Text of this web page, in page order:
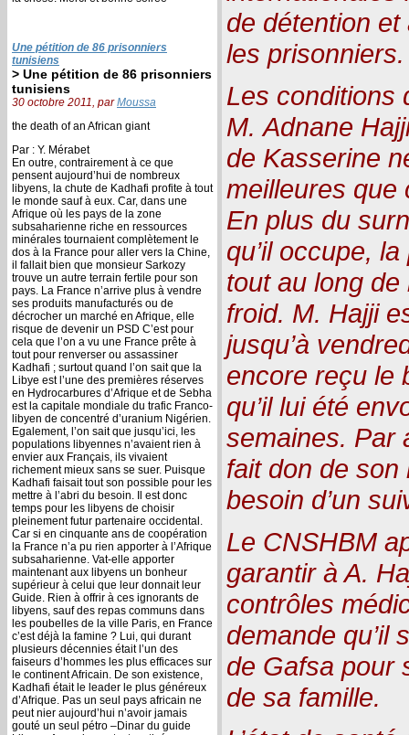
Une pétition de 86 prisonniers
tunisiens
> Une pétition de 86 prisonniers
tunisiens
30 octobre 2011, parMoussa
the death of an African giant
Par : Y. Mérabet
En outre, contrairement à ce que
pensent aujourd’hui de nombreux
libyens, la chute de Kadhafi profite à tout
le monde sauf à eux. Car, dans une
Afrique où les pays de la zone
subsaharienne riche en ressources
minérales tournaient complètement le
dos à la France pour aller vers la Chine,
il fallait bien que monsieur Sarkozy
trouve un autre terrain fertile pour son
pays. La France n’arrive plus à vendre
ses produits manufacturés ou de
décrocher un marché en Afrique, elle
risque de devenir un PSD C’est pour
cela que l’on a vu une France prête à
tout pour renverser ou assassiner
Kadhafi ; surtout quand l’on sait que la
Libye est l’une des premières réserves
en Hydrocarbures d’Afrique et de Sebha
est la capitale mondiale du trafic Franco-
libyen de concentré d’uranium Nigérien.
Egalement, l’on sait que jusqu’ici, les
populations libyennes n’avaient rien à
envier aux Français, ils vivaient
richement mieux sans se suer. Puisque
Kadhafi faisait tout son possible pour les
mettre à l’abri du besoin. Il est donc
temps pour les libyens de choisir
pleinement futur partenaire occidental.
Car si en cinquante ans de coopération
la France n’a pu rien apporter à l’Afrique
subsaharienne. Vat-elle apporter
maintenant aux libyens un bonheur
supérieur à celui que leur donnait leur
Guide. Rien à offrir à ces ignorants de
libyens, sauf des repas communs dans
les poubelles de la ville Paris, en France
c’est déjà la famine ? Lui, qui durant
plusieurs décennies était l’un des
faiseurs d’hommes les plus efficaces sur
le continent Africain. De son existence,
Kadhafi était le leader le plus généreux
d’Afrique. Pas un seul pays africain ne
peut nier aujourd’hui n’avoir jamais
gouté un seul pétro –Dinar du guide
de détention et
les prisonniers.
Les conditions
M. Adnane
de Kasserine
meilleures que
En plus du
qu’il occupe,
tout au long
froid. M. Hajji
jusqu’à
encore reçu le
qu’il lui été
semaines. Par
fait don de
besoin d’un
Le CNSHBM
garantir à A.
contrôles
demande qu’il
de Gafsa pour
de sa famille.